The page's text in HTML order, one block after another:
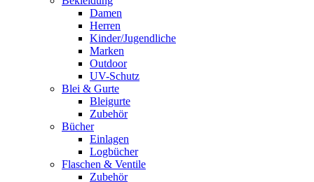
Damen
Herren
Kinder/Jugendliche
Marken
Outdoor
UV-Schutz
Blei & Gurte
Bleigurte
Zubehör
Bücher
Einlagen
Logbücher
Flaschen & Ventile
Zubehör